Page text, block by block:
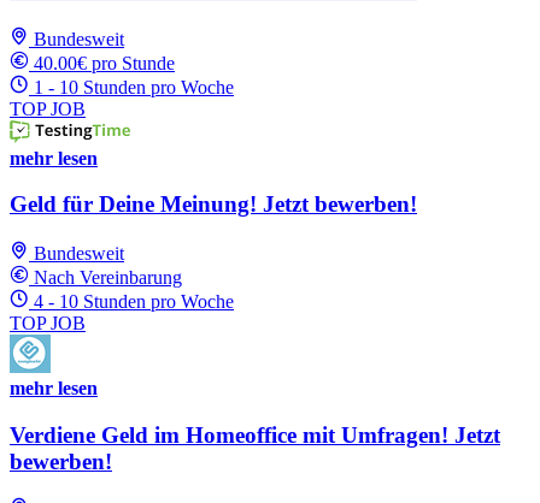
Bundesweit
40.00€ pro Stunde
1 - 10 Stunden pro Woche
TOP JOB
mehr lesen
Geld für Deine Meinung! Jetzt bewerben!
Bundesweit
Nach Vereinbarung
4 - 10 Stunden pro Woche
TOP JOB
mehr lesen
Verdiene Geld im Homeoffice mit Umfragen! Jetzt
bewerben!